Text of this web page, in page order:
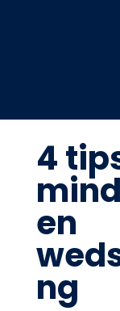
4
en
ng